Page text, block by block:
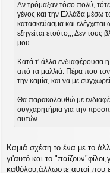
Αν τρόμαξαν τόσο πολύ,
γένος και την Ελλάδα μέσω
κατασκεύασμα και
εξηγείται ετούτο;;; Δεν
μου.
Κατά τ' άλλα ενδιαφέρουσα
από τα μαλλιά. Πέρα που
την καμία, και να με
Θα παρακολουθώ με
συγχαρητήρια για την
αυτών...
Καμιά σχέση το ένα με το
γι'αυτό και το
καθόλου,άλλωστε αυτοί που